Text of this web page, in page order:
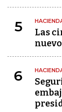
5
Las
6